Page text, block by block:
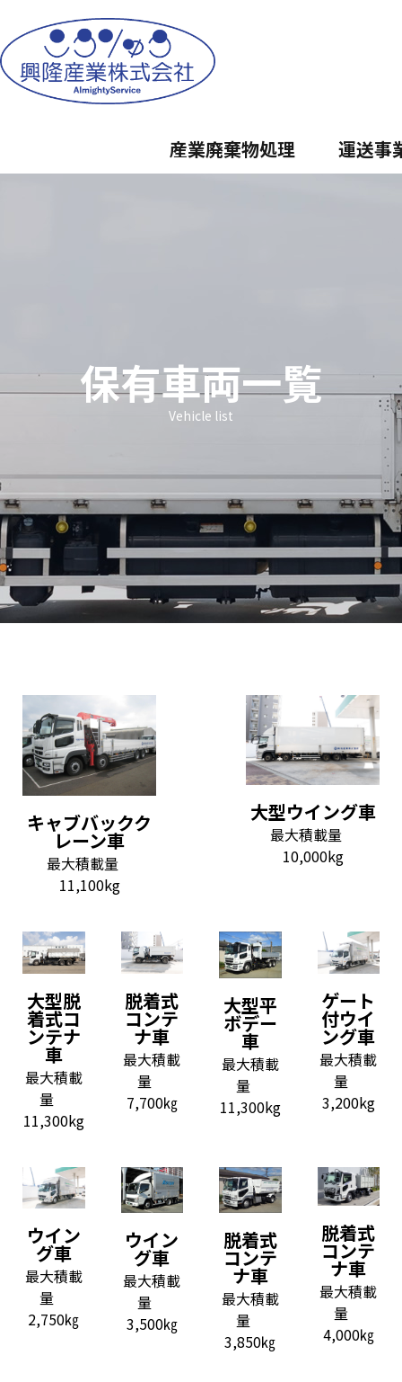
産業廃棄物処理 運送事
保有車両一覧
Vehicle list
キャブバックク
レーン車
最大積載量
11,100kg
大型ウイング車
最大積載量
10,000kg
大型脱
着式コ
ンテナ
車
最大積載
量
11,300kg
脱着式
コンテ
ナ車
最大積載
量
7,700㎏
大型平
ボデー
車
最大積載
量
11,300kg
ゲート
付ウイ
ング車
最大積載
量
3,200kg
ウイン
グ車
最大積載
量
2,750㎏
ウイン
グ車
最大積載
量
3,500㎏
脱着式
コンテ
ナ車
最大積載
量
3,850㎏
脱着式
コンテ
ナ車
最大積載
量
4,000㎏